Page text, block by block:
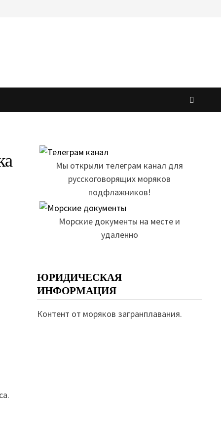
Мы открыли телеграм канал для
русскоговорящих моряков
подфлажников!
Морские документы на месте и
удаленно
ЮРИДИЧЕСКАЯ
ИНФОРМАЦИЯ
Контент от моряков загранплавания.